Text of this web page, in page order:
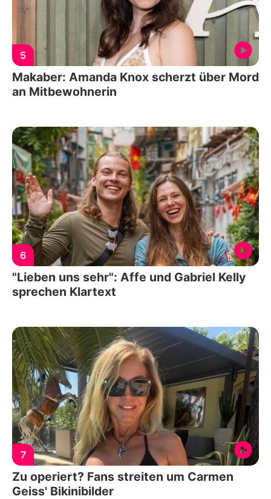
5
Makaber: Amanda Knox scherzt über Mord
an Mitbewohnerin
6
"Lieben uns sehr": Affe und Gabriel Kelly
sprechen Klartext
7
Zu operiert? Fans streiten um Carmen
Geiss' Bikinibilder